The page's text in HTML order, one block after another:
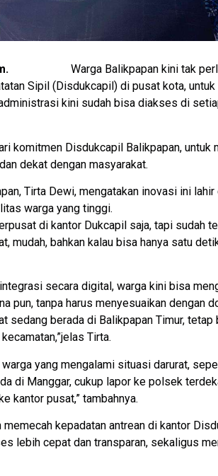
Warga Balikpapan kini tak
Sipil (Disdukcapil) di pusat kota,
kini sudah bisa diakses di
komitmen Disdukcapil Balikpapan, untuk
dekat dengan masyarakat.
Tirta Dewi, mengatakan inovasi ini
warga yang tinggi.
di kantor Dukcapil saja, tapi sudah
mudah, bahkan kalau bisa hanya satu
secara digital, warga kini bisa
pun, tanpa harus menyesuaikan dengan
sedang berada di Balikpapan Timur,
Tirta.
yang mengalami situasi darurat,
di Manggar, cukup lapor ke polsek
kantor pusat,” tambahnya.
kepadatan antrean di kantor
lebih cepat dan transparan, sekaligus